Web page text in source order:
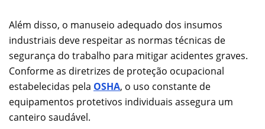
Além disso, o manuseio adequado dos insumos
industriais deve respeitar as normas técnicas de
segurança do trabalho para mitigar acidentes graves.
Conforme as diretrizes de proteção ocupacional
estabelecidas pela OSHA, o uso constante de
equipamentos protetivos individuais assegura um
canteiro saudável.